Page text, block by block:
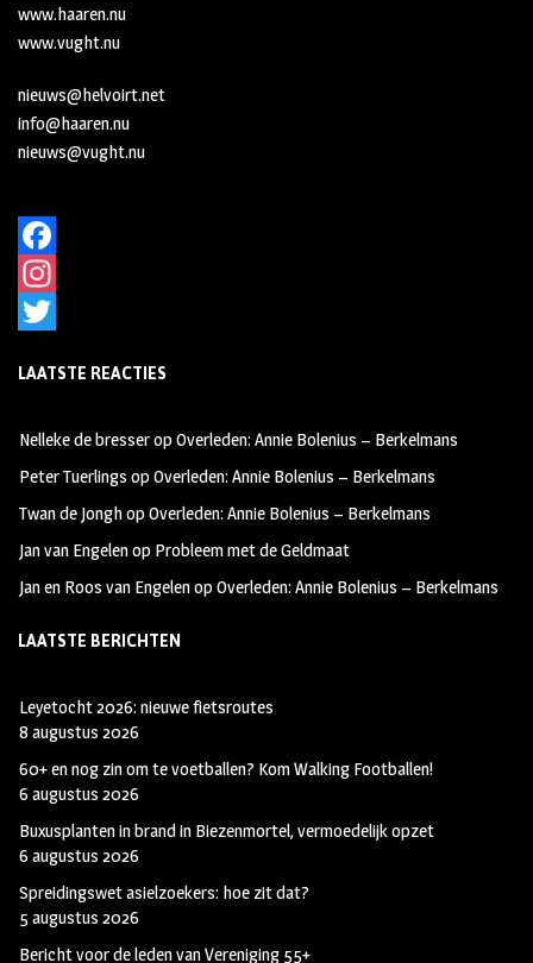
www.haaren.nu
www.vught.nu
nieuws@helvoirt.net
info@haaren.nu
nieuws@vught.nu
F
a
kr
a
e
r
LAATSTE REACTIES
Nelleke de bresseropOverleden: Annie Bolenius – Berkelmans
Peter Tuerlings opOverleden: Annie Bolenius – Berkelmans
Twan de JonghopOverleden: Annie Bolenius – Berkelmans
Jan van Engelenop Probleem met de Geldmaat
Jan en Roos van EngelenopOverleden: Annie Bolenius – Berkelmans
LAATSTE BERICHTEN
Leyetocht 2026: nieuwe fietsroutes
8 augustus 2026
60+ en nog zin om te voetballen? Kom Walking Footballen!
6 augustus 2026
Buxusplanten in brand in Biezenmortel, vermoedelijk opzet
6 augustus 2026
Spreidingswet asielzoekers: hoe zit dat?
5 augustus 2026
Bericht voor de leden van Vereniging 55+